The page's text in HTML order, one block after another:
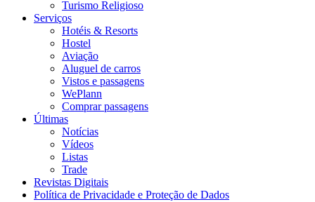
Turismo Religioso
Serviços
Hotéis & Resorts
Hostel
Aviação
Aluguel de carros
Vistos e passagens
WePlann
Comprar passagens
Últimas
Notícias
Vídeos
Listas
Trade
Revistas Digitais
Política de Privacidade e Proteção de Dados